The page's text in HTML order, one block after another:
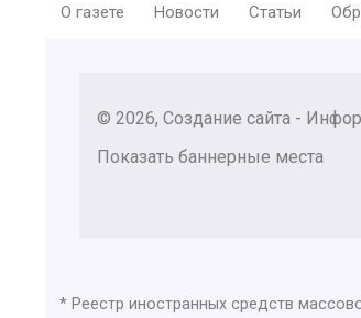
О газете Новости Статьи
© 2026, Создание сайта -
Показать баннерные места
* Реестр иностранных средств